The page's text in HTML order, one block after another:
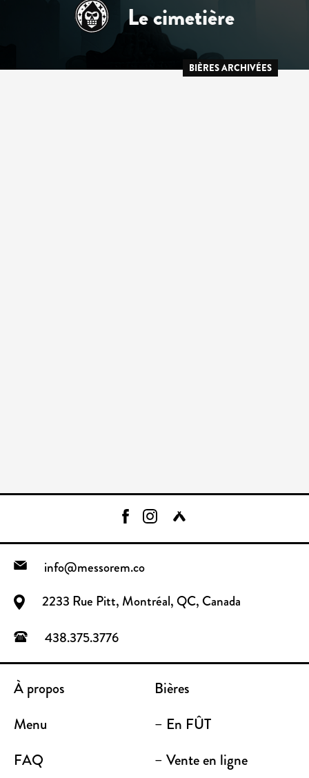
Le cimetière
BIÈRES ARCHIVÉES
info@messorem.co
2233 Rue Pitt, Montréal, QC, Canada
438.375.3776
À propos
Bières
Menu
– En FÛT
FAQ
– Vente en ligne